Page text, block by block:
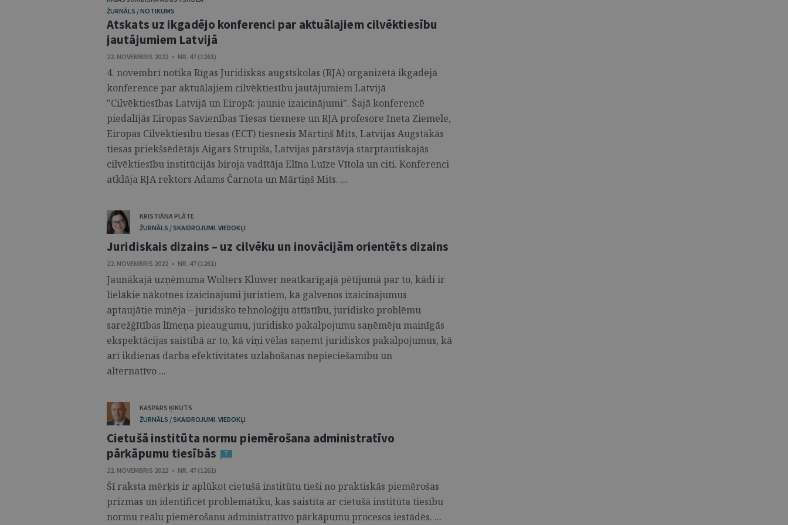
ŽURNĀLS / NOTIKUMS
Atskats uz ikgadējo konferenci par aktuālajiem cilvēktiesību
jautājumiem Latvijā
22. NOVEMBRIS 2022 • NR. 47 (1261)
4. novembrī notika Rīgas Juridiskās augstskolas (RJA) organizētā ikgadējā
konference par aktuālajiem cilvēktiesību jautājumiem Latvijā
"Cilvēktiesības Latvijā un Eiropā: jaunie izaicinājumi". Šajā konferencē
piedalījās Eiropas Savienības Tiesas tiesnese un RJA profesore Ineta Ziemele,
Eiropas Cilvēktiesību tiesas (ECT) tiesnesis Mārtiņš Mits, Latvijas Augstākās
tiesas priekšsēdētājs Aigars Strupišs, Latvijas pārstāvja starptautiskajās
cilvēktiesību institūcijās biroja vadītāja Elīna Luīze Vītola un citi. Konferenci
atklāja RJA rektors Adams Čarnota un Mārtiņš Mits. ...
KRISTIĀNA PLĀTE
ŽURNĀLS / SKAIDROJUMI. VIEDOKĻI
Juridiskais dizains – uz cilvēku un inovācijām orientēts dizains
22. NOVEMBRIS 2022 • NR. 47 (1261)
Jaunākajā uzņēmuma Wolters Kluwer neatkarīgajā pētījumā par to, kādi ir
lielākie nākotnes izaicinājumi juristiem, kā galvenos izaicinājumus
aptaujātie minēja – juridisko tehnoloģiju attīstību, juridisko problēmu
sarežģītības līmeņa pieaugumu, juridisko pakalpojumu saņēmēju mainīgās
ekspektācijas saistībā ar to, kā viņi vēlas saņemt juridiskos pakalpojumus, kā
arī ikdienas darba efektivitātes uzlabošanas nepieciešamību un
alternatīvo ...
KASPARS ĶIKUTS
ŽURNĀLS / SKAIDROJUMI. VIEDOKĻI
Cietušā institūta normu piemērošana administratīvo
pārkāpumu tiesībās
7
22. NOVEMBRIS 2022 • NR. 47 (1261)
Šī raksta mērķis ir aplūkot cietušā institūtu tieši no praktiskās piemērošas
prizmas un identificēt problemātiku, kas saistīta ar cietušā institūta tiesību
normu reālu piemērošanu administratīvo pārkāpumu procesos iestādēs. ...